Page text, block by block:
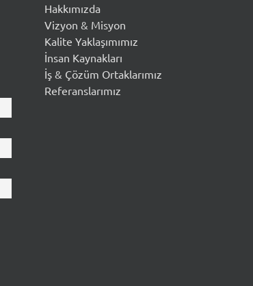
Hakkımızda
Vizyon & Misyon
Kalite Yaklaşımımız
İnsan Kaynakları
İş & Çözüm Ortaklarımız
Referanslarımız